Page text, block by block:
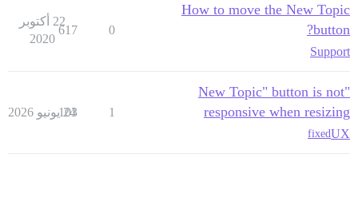
How to move the New Topic
button?
Support
0
617
22 أكتوبر
2020
"New Topic" button is not
responsive when resizing
UX
fixed
1
103
24 يونيو 2026